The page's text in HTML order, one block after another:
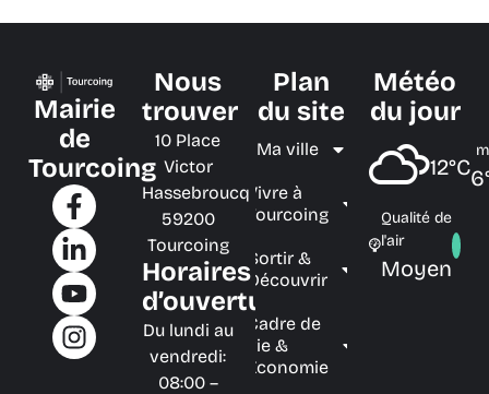
Mairie
de
Tourcoing
Nous
trouver
10 Place
Victor
Hassebroucq
59200
Tourcoing
Horaires
d’ouverture
Du lundi au
vendredi:
08:00 –
Plan
du site
Ma ville
Vivre à
Tourcoing
Sortir &
Découvrir
Cadre de
vie &
Économie
Météo
du jour
12°C
Qualité de
l'air
Moyen